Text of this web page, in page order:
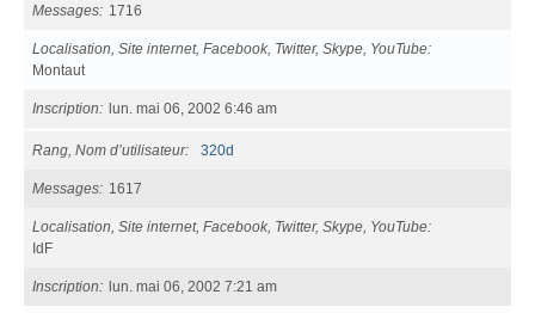
Messages 1716
Localisation, Site internet, Facebook, Twitter, Skype, YouTube
Montaut
Inscription lun. mai 06, 2002 6:46 am
Rang, Nom d’utilisateur 320d
Messages 1617
Localisation, Site internet, Facebook, Twitter, Skype, YouTube
IdF
Inscription lun. mai 06, 2002 7:21 am